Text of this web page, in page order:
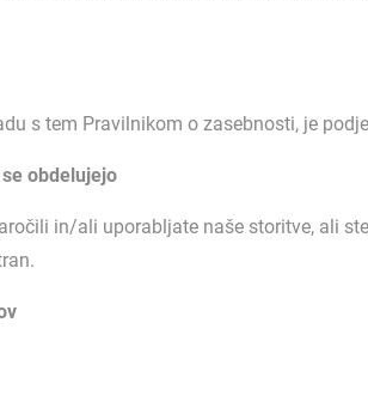
s tem Pravilnikom o zasebnosti, je
obdelujejo
in/ali uporabljate naše storitve, ali